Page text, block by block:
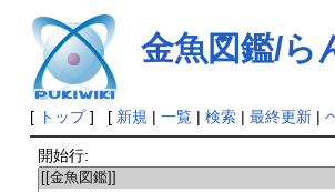
金魚図鑑/ら
[ トップ] [ 新規 | 一覧| 検索| 最終更新|
開始行: